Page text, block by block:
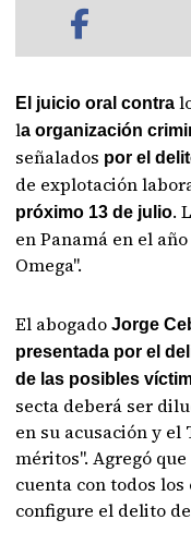
El juicio oral contra
la organización
señalados por el
de explotación
próximo 13 de julio.
en Panamá en el
Omega".
El abogadoJorge
presentada por el
de las posibles
secta deberá ser
en su acusación y
méritos". Agregó
cuenta con todos
configure el delito